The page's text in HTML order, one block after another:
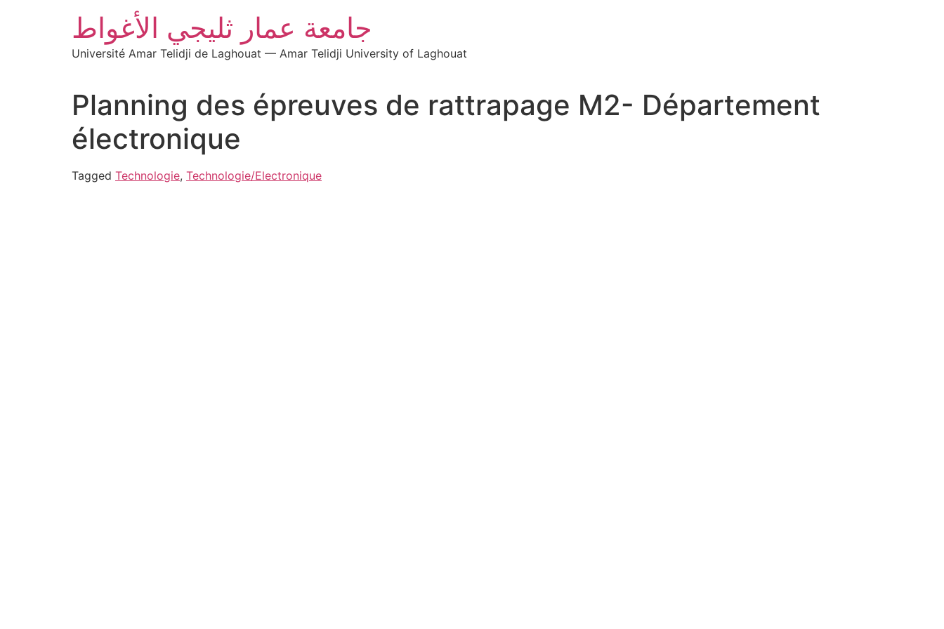
جامعة عمار ثليجي الأغواط
Université Amar Telidji de Laghouat — Amar Telidji University of Laghouat
Planning des épreuves de rattrapage M2- Département
électronique
Tagged Technologie, Technologie/Electronique